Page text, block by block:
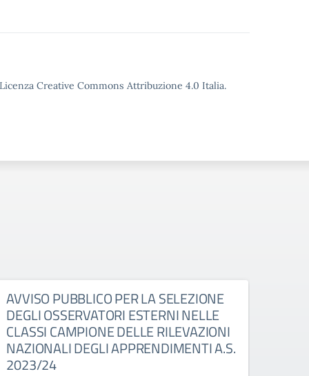
Creative Commons Attribuzione 4.0 Italia.
AVVISO PUBBLICO PER LA SELEZIONE
DEGLI OSSERVATORI ESTERNI NELLE
CLASSI CAMPIONE DELLE RILEVAZIONI
NAZIONALI DEGLI APPRENDIMENTI A.S.
2023/24